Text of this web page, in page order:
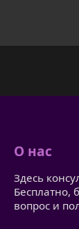
О нас
Здесь
Бесплатно,
вопрос и